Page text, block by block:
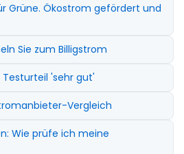
Grüne. Ökostrom gefördert und
Sie zum Billigstrom
'sehr gut'
Vergleich
Wie prüfe ich meine